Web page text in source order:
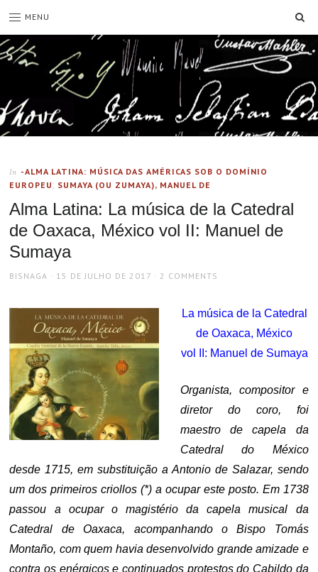
MENU
In -ALMA LATINA: MÚSICA DAS AMÉRICAS SOB O DOMÍNIO
EUROPEU , SUMAYA (OU ZUMAYA), MANUEL DE
Alma Latina: La música de la Catedral
de Oaxaca, México vol II: Manuel de
Sumaya
AUTHOR
BISNAGA
POSTED
15 DE JULHO DE 2017 2 COMMENTS
La música de la Catedral
de Oaxaca, México
vol II: Manuel de Sumaya
Organista, compositor e
diretor do coro, foi
maestro de capela da
Catedral do México
desde 1715, em substituição a Antonio de Salazar, sendo
um dos primeiros criollos (*) a ocupar este posto. Em 1738
passou a ocupar o magistério da capela musical da
Catedral de Oaxaca, acompanhando o Bispo Tomás
Montaño, com quem havia desenvolvido grande amizade e
contra os enérgicos e continuados protestos do Cabildo da